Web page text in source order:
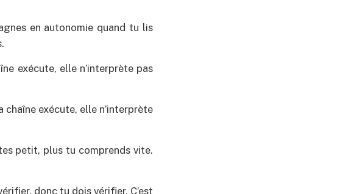
en autonomie quand tu lis
exécute, elle n’interprète pas
chaîne exécute, elle n’interprète
petit, plus tu comprends vite.
donc tu dois vérifier. C’est